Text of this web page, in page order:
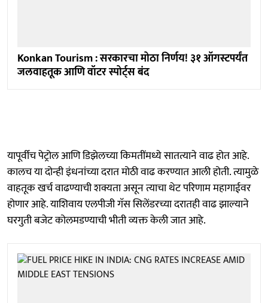
Konkan Tourism : सरकारचा मोठा निर्णय! ३१ ऑगस्टपर्यंत
जलवाहतूक आणि वॉटर स्पोर्ट्स बंद
यापूर्वीच पेट्रोल आणि डिझेलच्या किमतींमध्ये सातत्याने वाढ होत आहे.
कालच या दोन्ही इंधनांच्या दरात मोठी वाढ करण्यात आली होती. त्यामुळे
वाहतूक खर्च वाढण्याची शक्यता असून त्याचा थेट परिणाम महागाईवर
होणार आहे. याशिवाय एलपीजी गॅस सिलेंडरच्या दरातही वाढ झाल्याने
घरगुती बजेट कोलमडण्याची भीती व्यक्त केली जात आहे.